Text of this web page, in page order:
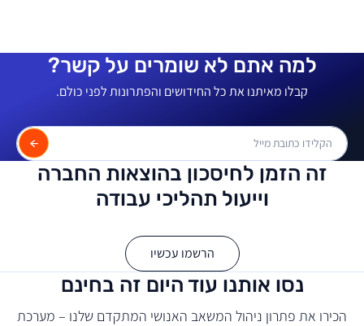
למה אתם לא שומרים על קשר?
קבלו מאיתנו את כל החידושים והפתרונות לפני כולם.
זה הזמן לחיסכון בהוצאות החברה
וייעול תהליכי עבודה
הרשמו עכשיו
נסו אותנו עוד היום זה בחינם
הכירו את פתרון ניהול המשאב האנושי המתקדם שלנו – מערכת